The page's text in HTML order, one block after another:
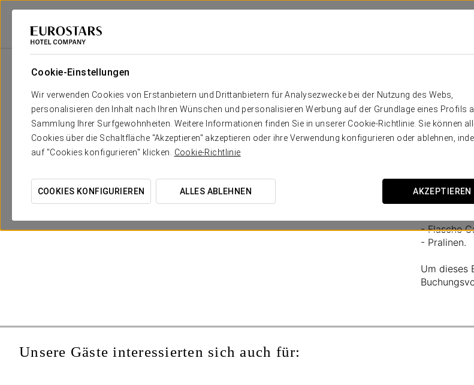
Cookie-Einstellungen
Wir verwenden Cookies von Erstanbietern und Drittanbietern für Analysezwecke bei der Nutzung des Webs,
personalisieren den Inhalt nach Ihren Wünschen und personalisieren Werbung auf der Grundlage eines Profils
Sammlung Ihrer Surfgewohnheiten. Weitere Informationen finden Sie in unserer Cookie-Richtlinie. Sie können
Cookies über die Schaltfläche "Akzeptieren" akzeptieren oder ihre Verwendung konfigurieren oder ablehnen,
auf "Cookies konfigurieren" klicken. Cookie-Richtlinie
COOKIES KONFIGURIEREN ALLES ABLEHNEN AKZEPTIEREN
Eurostars Hotel Company
Um eure
Lasst
das, was
Inklusive:
- Late
- Flasche
- Pralinen.
Um dieses
Unsere Gäste interessierten sich auch für: